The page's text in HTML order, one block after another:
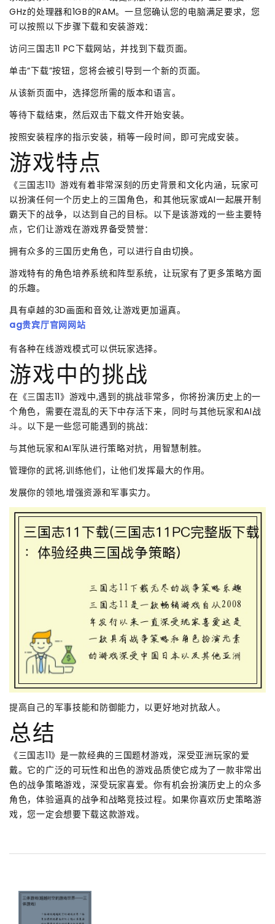
GHz的处理器和1GB的RAM。一旦您确认您的电脑满足要求，您
可以按照以下步骤下载和安装游戏：
访问三国志11 PC下载网站，并找到下载页面。
单击“下载”按钮，您将会被引导到一个新的页面。
从该新页面中，选择您所需的版本和语言。
等待下载结束，然后双击下载文件开始安装。
按照安装程序的指示安装，稍等一段时间，即可完成安装。
游戏特点
《三国志11》游戏有着非常深刻的历史背景和文化内涵，玩家可
以扮演任何一个历史上的三国角色，和其他玩家或AI一起展开制
霸天下的战争，以达到自己的目标。以下是该游戏的一些主要特
点，它们让游戏在游戏界备受赞誉：
拥有众多的三国历史角色，可以进行自由切换。
游戏特有的角色培养系统和阵型系统，让玩家有了更多策略方面
的乐趣。
具有卓越的3D画面和音效,让游戏更加逼真。
ag贵宾厅官网网站
有各种在线游戏模式可以供玩家选择。
游戏中的挑战
在《三国志11》游戏中,遇到的挑战非常多，你将扮演历史上的一
个角色，需要在混乱的天下中存活下来，同时与其他玩家和AI战
斗。以下是一些您可能遇到的挑战：
与其他玩家和AI军队进行策略对抗，用智慧制胜。
管理你的武将,训练他们，让他们发挥最大的作用。
发展你的领地,增强资源和军事实力。
提高自己的军事技能和防御能力，以更好地对抗敌人。
总结
《三国志11》是一款经典的三国题材游戏，深受亚洲玩家的爱
戴。它的广泛的可玩性和出色的游戏品质使它成为了一款非常出
色的战争策略游戏，深受玩家喜爱。你有机会扮演历史上的众多
角色，体验逼真的战争和战略竞技过程。如果你喜欢历史策略游
戏，您一定会想要下载这款游戏。